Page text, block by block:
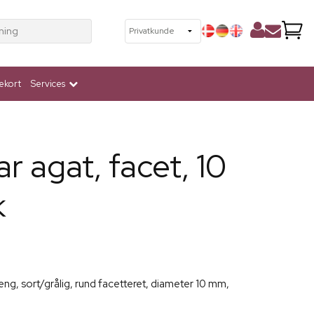
Services
agat, facet, 10
sort/grålig, rund facetteret, diameter 10 mm,